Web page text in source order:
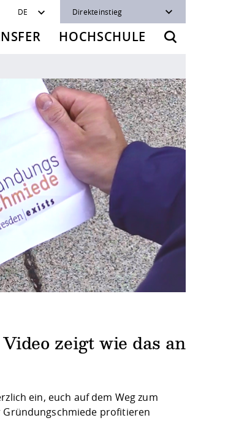
DE Direkteinstieg
HOCHSCHULE
zeigt wie das an
ein, euch auf dem Weg zum
Gründungschmiede profitieren